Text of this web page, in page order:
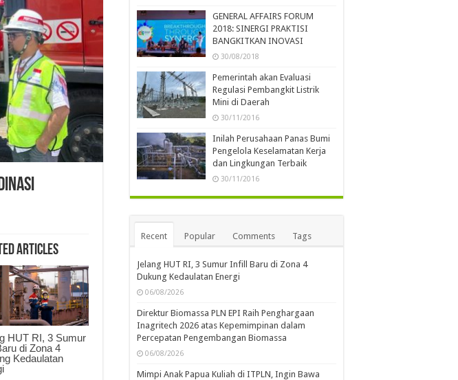
Articles
HUT RI, 3 Sumur
di Zona 4
Kedaulatan
GENERAL AFFAIRS FORUM
2018: SINERGI PRAKTISI
BANGKITKAN INOVASI
30/08/2018
Pemerintah akan Evaluasi
Regulasi Pembangkit Listrik
Mini di Daerah
30/11/2016
Inilah Perusahaan Panas Bumi
Pengelola Keselamatan Kerja
dan Lingkungan Terbaik
30/11/2016
Recent Popular Comments Tags
Jelang HUT RI, 3 Sumur Infill Baru di Zona 4
Dukung Kedaulatan Energi
06/08/2026
Direktur Biomassa PLN EPI Raih Penghargaan
Inagritech 2026 atas Kepemimpinan dalam
Percepatan Pengembangan Biomassa
06/08/2026
Mimpi Anak Papua Kuliah di ITPLN, Ingin Bawa